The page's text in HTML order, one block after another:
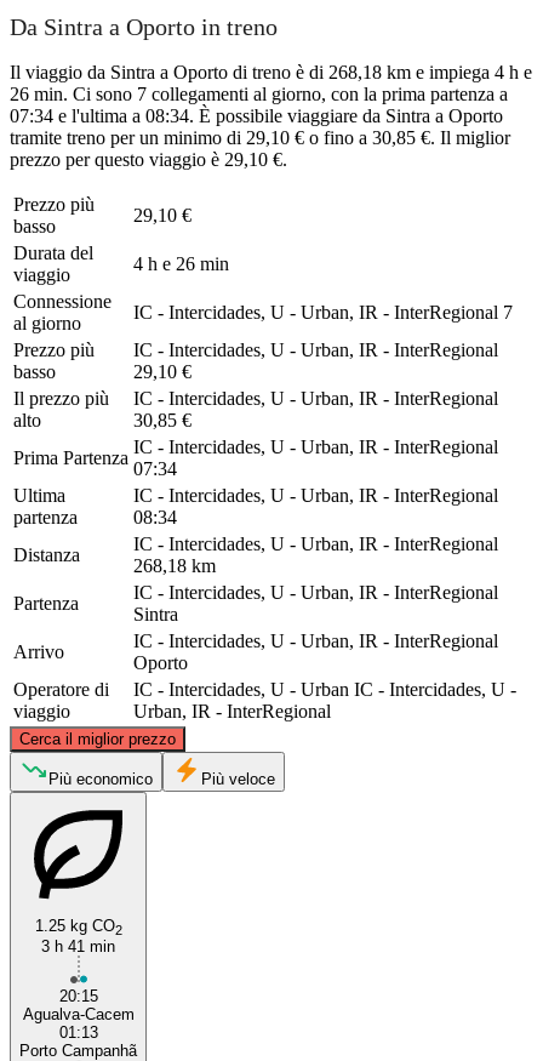
Da Sintra a Oporto in treno
Il viaggio da Sintra a Oporto di treno è di 268,18 km e impiega 4 h e
26 min. Ci sono 7 collegamenti al giorno, con la prima partenza a
07:34 e l'ultima a 08:34. È possibile viaggiare da Sintra a Oporto
tramite treno per un minimo di 29,10 € o fino a 30,85 €. Il miglior
prezzo per questo viaggio è 29,10 €.
Prezzo più
basso
29,10 €
Durata del
viaggio
4 h e 26 min
Connessione
al giorno
IC - Intercidades, U - Urban, IR - InterRegional 7
Prezzo più
basso
IC - Intercidades, U - Urban, IR - InterRegional
29,10 €
Il prezzo più
alto
IC - Intercidades, U - Urban, IR - InterRegional
30,85 €
Prima Partenza
IC - Intercidades, U - Urban, IR - InterRegional
07:34
Ultima
partenza
IC - Intercidades, U - Urban, IR - InterRegional
08:34
Distanza
IC - Intercidades, U - Urban, IR - InterRegional
268,18 km
Partenza
IC - Intercidades, U - Urban, IR - InterRegional
Sintra
Arrivo
IC - Intercidades, U - Urban, IR - InterRegional
Oporto
Operatore di
viaggio
IC - Intercidades, U - Urban IC - Intercidades, U -
Urban, IR - InterRegional
Cerca il miglior prezzo
©CARTO, ©
Più economico Più veloce
1.25 kg CO2
3 h 41 min
20:15
Agualva-Cacem
01:13
Porto Campanhã